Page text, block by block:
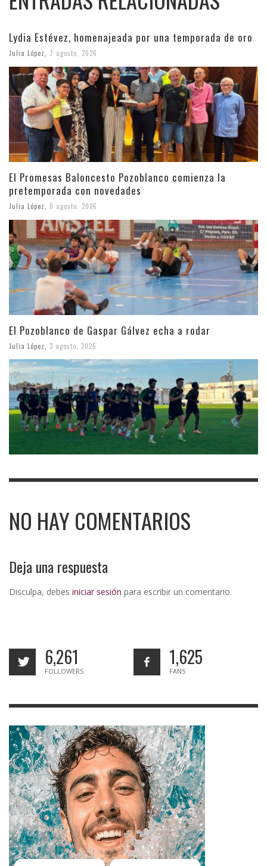
Lydia Estévez, homenajeada por una temporada de oro
Julia López 7 agosto, 2026
El Promesas Baloncesto Pozoblanco comienza la
pretemporada con novedades
Julia López 6 agosto, 2026
El Pozoblanco de Gaspar Gálvez echa a rodar
Julia López 3 agosto, 2026
NO HAY COMENTARIOS
Deja una respuesta
Disculpa, debes iniciar sesión para escribir un comentario.
6,261
FOLLOWERS
1,625
FANS